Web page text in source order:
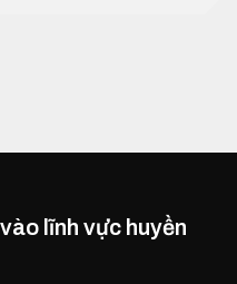
lĩnh vực huyền